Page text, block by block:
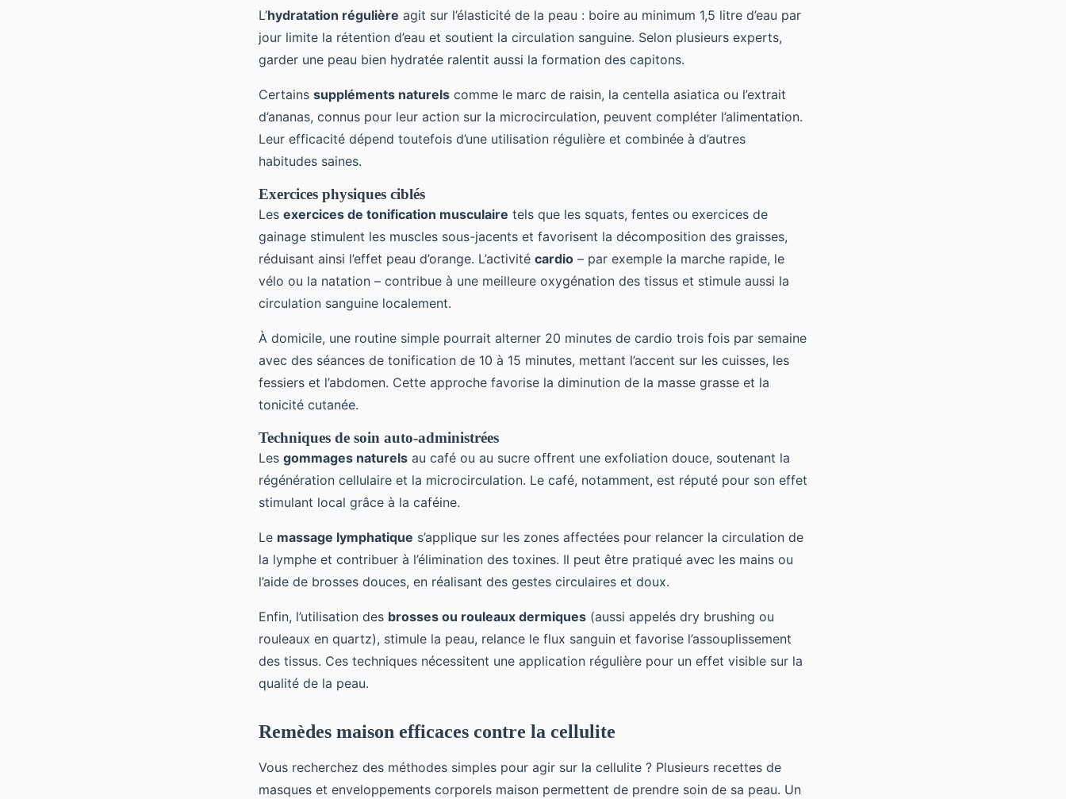
L’hydratation régulière agit sur l’élasticité de la peau : boire au minimum 1,5 litre d’eau par
jour limite la rétention d’eau et soutient la circulation sanguine. Selon plusieurs experts,
garder une peau bien hydratée ralentit aussi la formation des capitons.
Certains suppléments naturels comme le marc de raisin, la centella asiatica ou l’extrait
d’ananas, connus pour leur action sur la microcirculation, peuvent compléter l’alimentation.
Leur efficacité dépend toutefois d’une utilisation régulière et combinée à d’autres
habitudes saines.
Exercices physiques ciblés
Les exercices de tonification musculaire tels que les squats, fentes ou exercices de
gainage stimulent les muscles sous-jacents et favorisent la décomposition des graisses,
réduisant ainsi l’effet peau d’orange. L’activité cardio – par exemple la marche rapide, le
vélo ou la natation – contribue à une meilleure oxygénation des tissus et stimule aussi la
circulation sanguine localement.
À domicile, une routine simple pourrait alterner 20 minutes de cardio trois fois par semaine
avec des séances de tonification de 10 à 15 minutes, mettant l’accent sur les cuisses, les
fessiers et l’abdomen. Cette approche favorise la diminution de la masse grasse et la
tonicité cutanée.
Techniques de soin auto-administrées
Les gommages naturels au café ou au sucre offrent une exfoliation douce, soutenant la
régénération cellulaire et la microcirculation. Le café, notamment, est réputé pour son effet
stimulant local grâce à la caféine.
Le massage lymphatique s’applique sur les zones affectées pour relancer la circulation de
la lymphe et contribuer à l’élimination des toxines. Il peut être pratiqué avec les mains ou
l’aide de brosses douces, en réalisant des gestes circulaires et doux.
Enfin, l’utilisation des brosses ou rouleaux dermiques (aussi appelés dry brushing ou
rouleaux en quartz), stimule la peau, relance le flux sanguin et favorise l’assouplissement
des tissus. Ces techniques nécessitent une application régulière pour un effet visible sur la
qualité de la peau.
Remèdes maison efficaces contre la cellulite
Vous recherchez des méthodes simples pour agir sur la cellulite ? Plusieurs recettes de
masques et enveloppements corporels maison permettent de prendre soin de sa peau. Un